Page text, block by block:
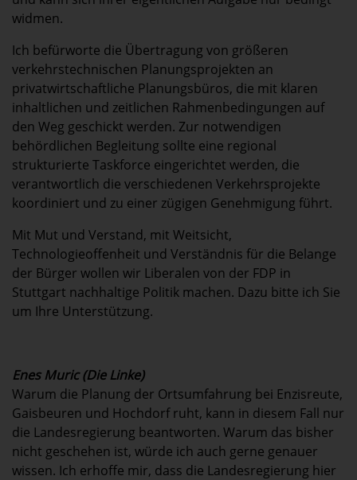
widmen.
Ich befürworte die Übertragung von größeren
verkehrstechnischen Planungsprojekten an
privatwirtschaftliche Planungsbüros, die mit klaren
inhaltlichen und zeitlichen Rahmenbedingungen auf
den Weg geschickt werden. Zur notwendigen
behördlichen Begleitung sollte eine regional
strukturierte Taskforce eingerichtet werden, die
verantwortlich die verschiedenen Verkehrsprojekte
koordiniert und zu einer zügigen Genehmigung führt.
Mit Mut und Verstand, mit Weitsicht,
Technologieoffenheit und Verständnis für die Belange
der Bürger wollen wir Liberalen von der FDP in
Stuttgart nachhaltige Politik machen. Dazu bitte ich Sie
um Ihre Unterstützung.
Enes Muric (Die Linke)
Warum die Planung der Ortsumfahrung bei Enzisreute,
Gaisbeuren und Hochdorf ruht, kann in diesem Fall nur
die Landesregierung beantworten. Warum das bisher
nicht geschehen ist, würde ich auch gerne genauer
wissen. Ich erhoffe mir, dass die Landesregierung hier